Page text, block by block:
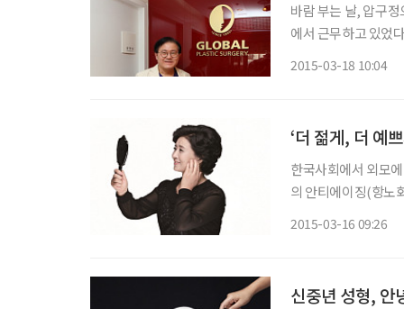
바람 부는 날, 압구
에서 근무하고 있었
2015-03-18 10:04
‘더 젊게, 더 예
한국사회에서 외모
의 안티에이징(항노
2015-03-16 09:26
신중년 성형, 안